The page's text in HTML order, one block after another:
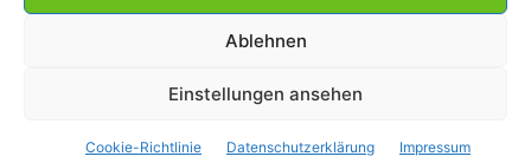
Ablehnen
Einstellungen ansehen
Cookie-Richtlinie Datenschutzerklärung Impressum
Datenschutzerklärung
© SportKreisUnna 2026